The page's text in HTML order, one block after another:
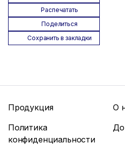
Распечатать
Поделиться
Сохранить в закладки
Продукция
О
Политика
конфиденциальности